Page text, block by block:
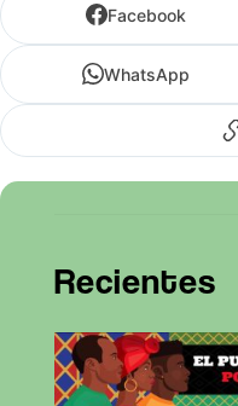
Facebook
WhatsApp
Recientes